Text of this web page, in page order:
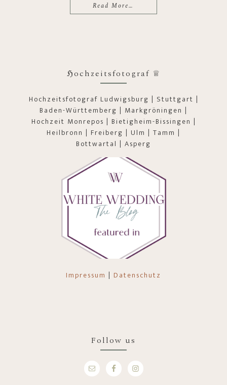
Read More…
ℌochzeitsfotograf ♕
Hochzeitsfotograf Ludwigsburg | Stuttgart |
Baden-Württemberg | Markgröningen |
Hochzeit Monrepos | Bietigheim-Bissingen |
Heilbronn | Freiberg | Ulm | Tamm |
Bottwartal | Asperg
Impressum | Datenschutz
Follow us